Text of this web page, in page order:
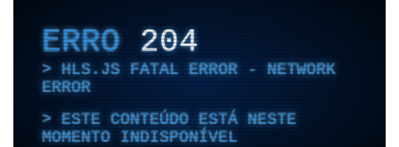
ERRO204
HLS.JS FATAL ERROR - NETWORK
ERROR
ESTE CONTEÚDO ESTÁ NESTE
MOMENTO INDISPONÍVEL